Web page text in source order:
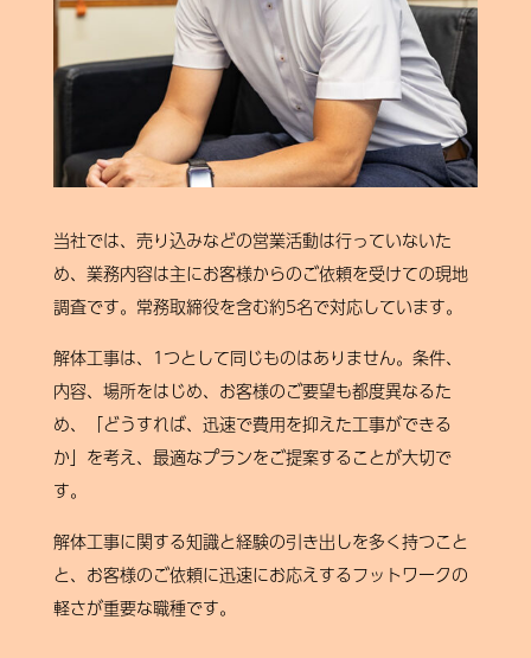
当社では、売り込みなどの営業活動は行っていないた
め、業務内容は主にお客様からのご依頼を受けての現地
調査です。常務取締役を含む約5名で対応しています。
解体工事は、1つとして同じものはありません。条件、
内容、場所をはじめ、お客様のご要望も都度異なるた
め、「どうすれば、迅速で費用を抑えた工事ができる
か」を考え、最適なプランをご提案することが大切で
す。
解体工事に関する知識と経験の引き出しを多く持つこと
と、お客様のご依頼に迅速にお応えするフットワークの
軽さが重要な職種です。